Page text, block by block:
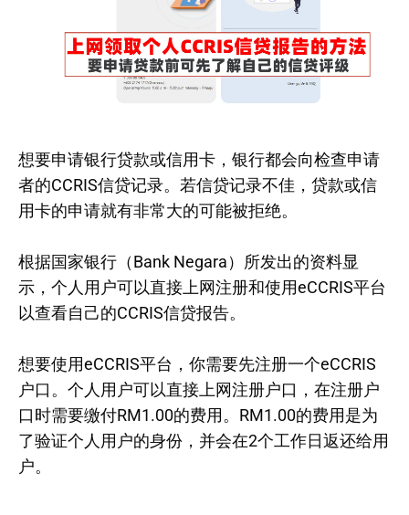
想要申请银行贷款或信用卡，银行都会向检查申请
者的CCRIS信贷记录。若信贷记录不佳，贷款或信
用卡的申请就有非常大的可能被拒绝。
根据国家银行（Bank Negara）所发出的资料显
示，个人用户可以直接上网注册和使用eCCRIS平台
以查看自己的CCRIS信贷报告。
想要使用eCCRIS平台，你需要先注册一个eCCRIS
户口。个人用户可以直接上网注册户口，在注册户
口时需要缴付RM1.00的费用。RM1.00的费用是为
了验证个人用户的身份，并会在2个工作日返还给用
户。